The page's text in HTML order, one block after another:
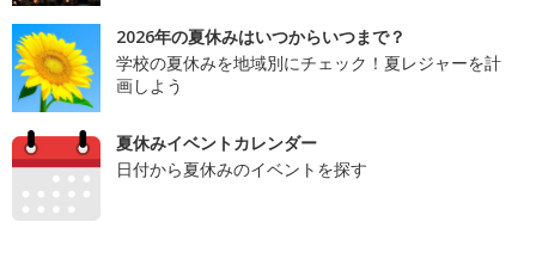
2026年の夏休みはいつからいつまで？
学校の夏休みを地域別にチェック！夏レジャーを計
画しよう
夏休みイベントカレンダー
日付から夏休みのイベントを探す